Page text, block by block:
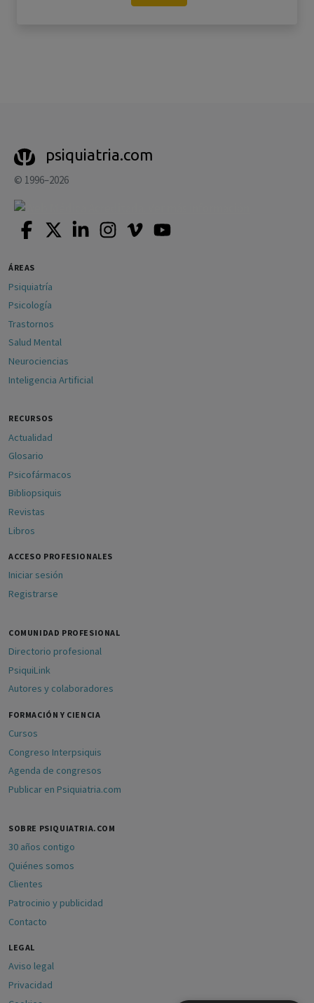
psiquiatria.com
© 1996–2026
ÁREAS
Psiquiatría
Psicología
Trastornos
Salud Mental
Neurociencias
Inteligencia Artificial
RECURSOS
Actualidad
Glosario
Psicofármacos
Bibliopsiquis
Revistas
Libros
ACCESO PROFESIONALES
Iniciar sesión
Registrarse
COMUNIDAD PROFESIONAL
Directorio profesional
PsiquiLink
Autores y colaboradores
FORMACIÓN Y CIENCIA
Cursos
Congreso Interpsiquis
Agenda de congresos
Publicar en Psiquiatria.com
SOBRE PSIQUIATRIA.COM
30 años contigo
Quiénes somos
Clientes
Patrocinio y publicidad
Contacto
LEGAL
Aviso legal
Privacidad